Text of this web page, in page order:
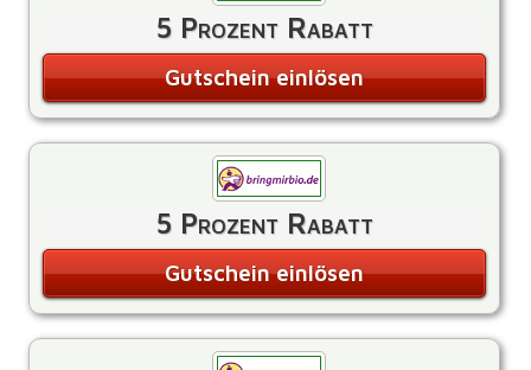
5 Prozent Rabatt
Gutschein einlösen
5 Prozent Rabatt
Gutschein einlösen